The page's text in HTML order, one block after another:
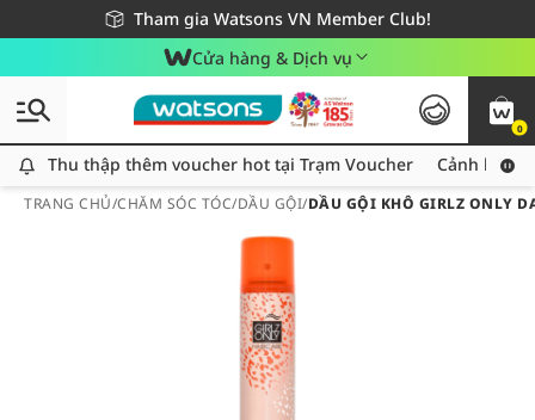
Tham gia Watsons VN Member Club!
Miễn phí giao hàng cho đơn hàng từ 249,000Đ
Giao hàng nhanh 24h - Áp dụng khu vực TP. Hồ Chí Minh
Cửa hàng & Dịch vụ
0
Thu thập thêm voucher hot tại Trạm Voucher
Thu thập thêm voucher hot tại Trạm Voucher Cảnh báo
TRANG CHỦ/CHĂM SÓC TÓC/DẦU GỘI/DẦU GỘI KHÔ GIRLZ ONLY